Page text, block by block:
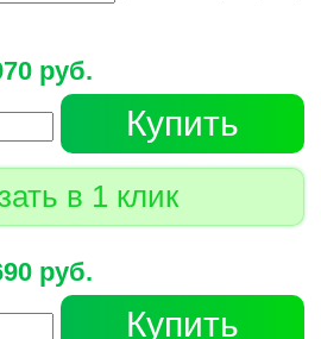
руб.
Купить
в 1 клик
руб.
Купить